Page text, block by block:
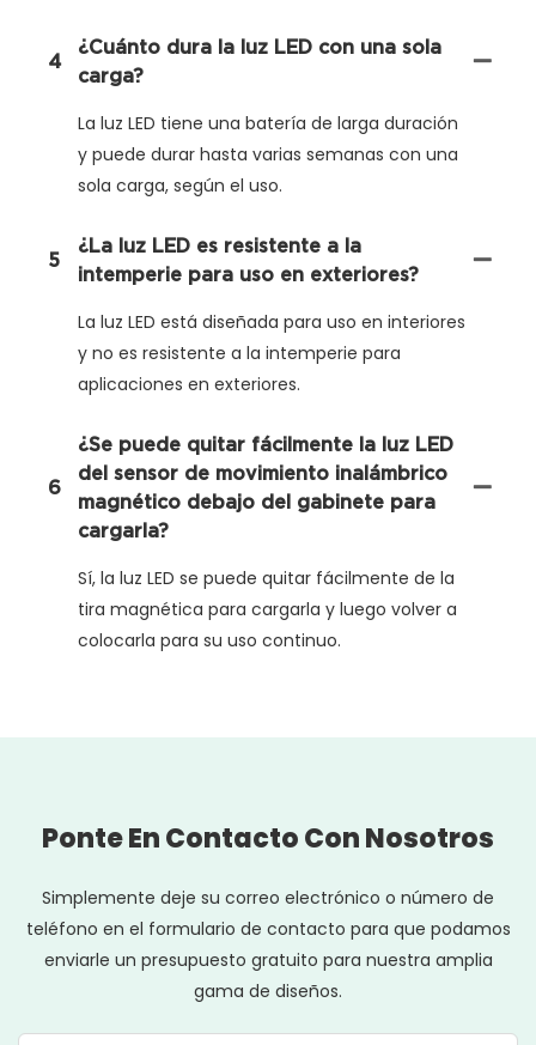
4
¿Cuánto dura la luz LED con una sola
carga?
La luz LED tiene una batería de larga duración
y puede durar hasta varias semanas con una
sola carga, según el uso.
5
¿La luz LED es resistente a la
intemperie para uso en exteriores?
La luz LED está diseñada para uso en interiores
y no es resistente a la intemperie para
aplicaciones en exteriores.
6
¿Se puede quitar fácilmente la luz LED
del sensor de movimiento inalámbrico
magnético debajo del gabinete para
cargarla?
Sí, la luz LED se puede quitar fácilmente de la
tira magnética para cargarla y luego volver a
colocarla para su uso continuo.
Ponte En Contacto Con Nosotros
Simplemente deje su correo electrónico o número de
teléfono en el formulario de contacto para que podamos
enviarle un presupuesto gratuito para nuestra amplia
gama de diseños.